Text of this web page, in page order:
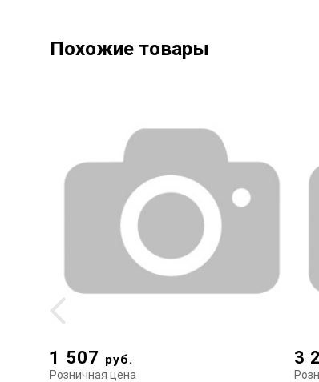
Похожие товары
1 507 руб.
Розничная цена
3